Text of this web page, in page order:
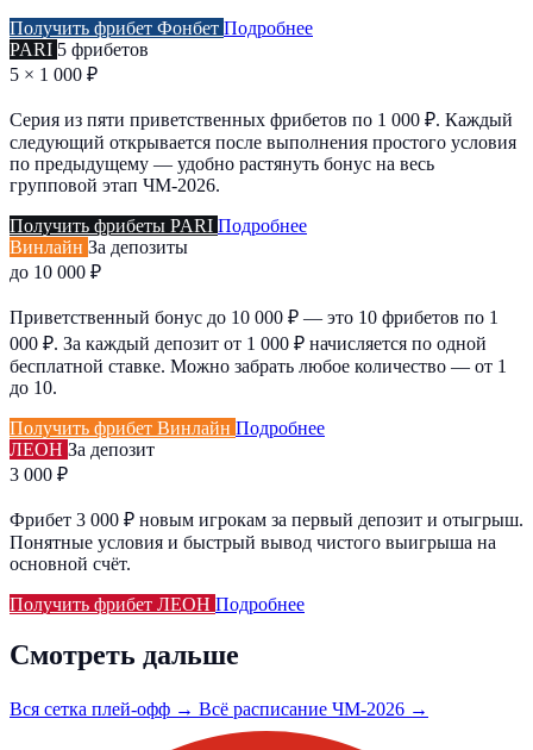
Получить фрибет Фонбет Подробнее
PARI 5 фрибетов
5 × 1 000 ₽
Серия из пяти приветственных фрибетов по 1 000 ₽. Каждый
следующий открывается после выполнения простого условия
по предыдущему — удобно растянуть бонус на весь
групповой этап ЧМ-2026.
Получить фрибеты PARI Подробнее
Винлайн За депозиты
до 10 000 ₽
Приветственный бонус до 10 000 ₽ — это 10 фрибетов по 1
000 ₽. За каждый депозит от 1 000 ₽ начисляется по одной
бесплатной ставке. Можно забрать любое количество — от 1
до 10.
Получить фрибет Винлайн Подробнее
ЛЕОН За депозит
3 000 ₽
Фрибет 3 000 ₽ новым игрокам за первый депозит и отыгрыш.
Понятные условия и быстрый вывод чистого выигрыша на
основной счёт.
Получить фрибет ЛЕОН Подробнее
Смотреть дальше
Вся сетка плей-офф → Всё расписание ЧМ-2026 →